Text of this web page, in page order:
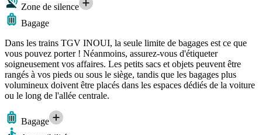
Zone de silence
Bagage
Dans les trains TGV INOUI, la seule limite de bagages est ce que
vous pouvez porter ! Néanmoins, assurez-vous d'étiqueter
soigneusement vos affaires. Les petits sacs et objets peuvent être
rangés à vos pieds ou sous le siège, tandis que les bagages plus
volumineux doivent être placés dans les espaces dédiés de la voiture
ou le long de l'allée centrale.
Bagage